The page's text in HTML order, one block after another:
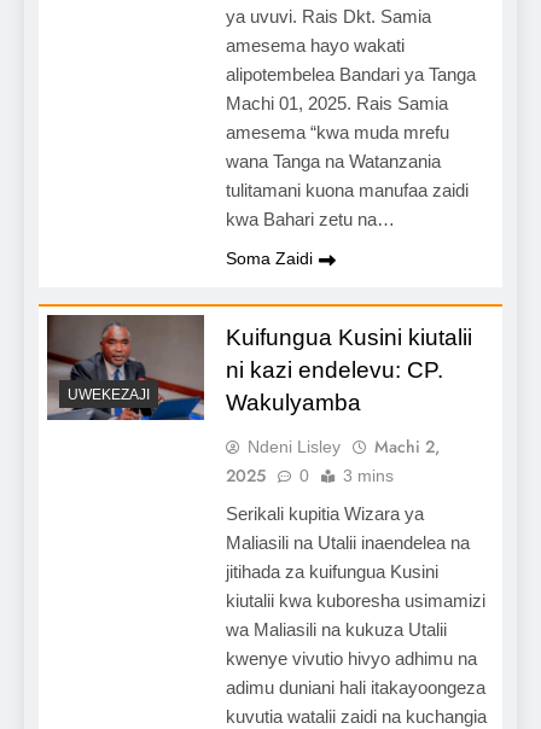
ya uvuvi. Rais Dkt. Samia
amesema hayo wakati
alipotembelea Bandari ya Tanga
Machi 01, 2025. Rais Samia
amesema “kwa muda mrefu
wana Tanga na Watanzania
tulitamani kuona manufaa zaidi
kwa Bahari zetu na…
Soma Zaidi
UWEKEZAJI
Kuifungua Kusini kiutalii
ni kazi endelevu: CP.
Wakulyamba
Ndeni Lisley
Machi 2,
2025
0 3 mins
Serikali kupitia Wizara ya
Maliasili na Utalii inaendelea na
jitihada za kuifungua Kusini
kiutalii kwa kuboresha usimamizi
wa Maliasili na kukuza Utalii
kwenye vivutio hivyo adhimu na
adimu duniani hali itakayoongeza
kuvutia watalii zaidi na kuchangia